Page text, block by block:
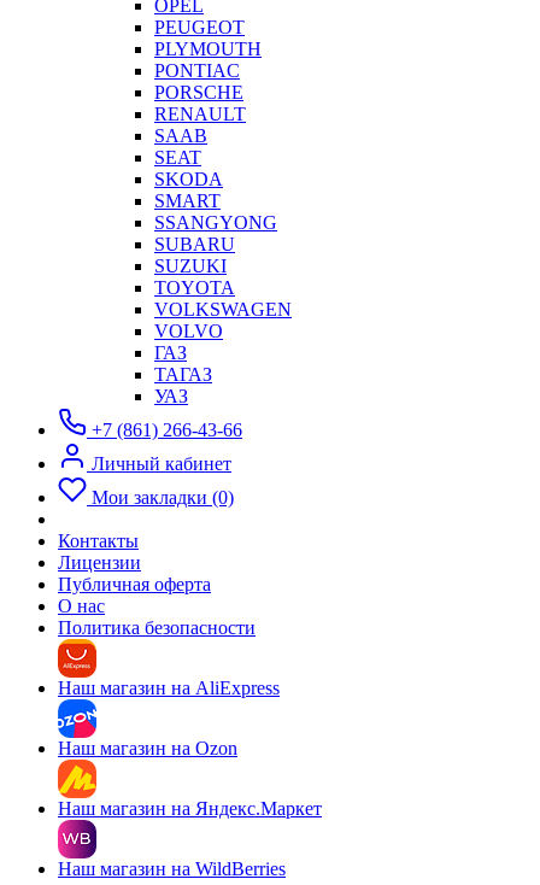
OPEL
PEUGEOT
PLYMOUTH
PONTIAC
PORSCHE
RENAULT
SAAB
SEAT
SKODA
SMART
SSANGYONG
SUBARU
SUZUKI
TOYOTA
VOLKSWAGEN
VOLVO
ГАЗ
ТАГАЗ
УАЗ
+7 (861) 266-43-66
Личный кабинет
Мои закладки (0)
Контакты
Лицензии
Публичная оферта
О нас
Политика безопасности
Наш магазин на AliExpress
Наш магазин на Ozon
Наш магазин на Яндекс.Маркет
Наш магазин на WildBerries